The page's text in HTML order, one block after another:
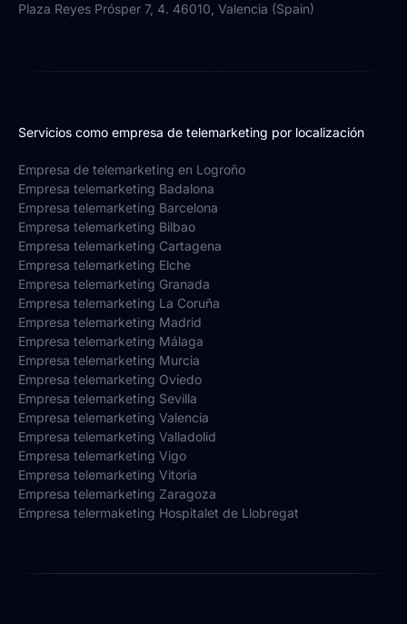
Plaza Reyes Prósper 7, 4. 46010, Valencia (Spain)
Servicios como empresa de telemarketing por localización
Empresa de telemarketing en Logroño
Empresa telemarketing Badalona
Empresa telemarketing Barcelona
Empresa telemarketing Bilbao
Empresa telemarketing Cartagena
Empresa telemarketing Elche
Empresa telemarketing Granada
Empresa telemarketing La Coruña
Empresa telemarketing Madrid
Empresa telemarketing Málaga
Empresa telemarketing Murcia
Empresa telemarketing Oviedo
Empresa telemarketing Sevilla
Empresa telemarketing Valencia
Empresa telemarketing Valladolid
Empresa telemarketing Vigo
Empresa telemarketing Vitoria
Empresa telemarketing Zaragoza
Empresa telermaketing Hospitalet de Llobregat